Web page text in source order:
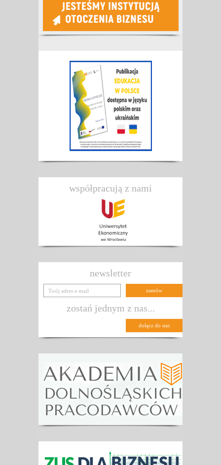
współpracują z nami
newsletter
zostań jednym z nas...